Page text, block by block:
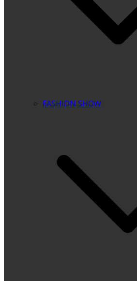
FASHION SHOW